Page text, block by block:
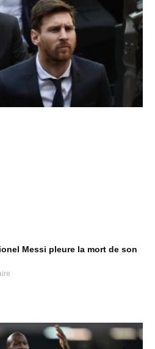
Messi pleure la mort de son